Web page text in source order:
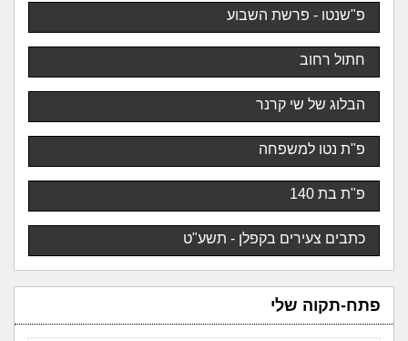
פ"שנטו - פרשת השבוע
חתול רחוב
הבלוג של שי קרנר
פ"ת נטו למשפחה
פ"ת בת 140
כתבים צעירים בקפלן - תשע"ט
פתח-תקוה שלי